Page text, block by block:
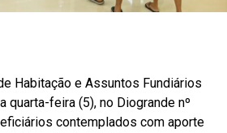
Habitação e Assuntos Fundiários
quarta-feira (5), no Diogrande nº
contemplados com aporte